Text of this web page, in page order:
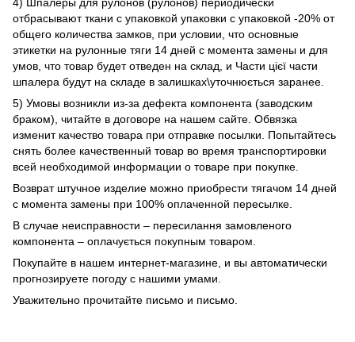
4) Шпалеры для рулонов (рулонов) периодически
отбрасывают ткани с упаковкой упаковки с упаковкой -20% от
общего количества замков, при условии, что основные
этикетки на рулонные тяги 14 дней с момента замены и для
умов, что товар будет отведен на склад, и Части цієї части
шпалера будут на складе в залишках\уточнюється заранее.
5) Умовы возникли из-за дефекта компонента (заводским
браком), читайте в договоре на нашем сайте. Обвязка
изменит качество товара при отправке посылки. Попытайтесь
снять более качественный товар во время транспортировки
всей необходимой информации о товаре при покупке.
Возврат штучное изделие можно приобрести тягачом 14 дней
с момента замены при 100% оплаченной пересылке.
В случае неисправности – пересилання замовленого
компонента – оплачується покупным товаром.
Покупайте в нашем интернет-магазине, и вы автоматически
прогнозируете погоду с нашими умами.
Уважительно прочитайте письмо и письмо.